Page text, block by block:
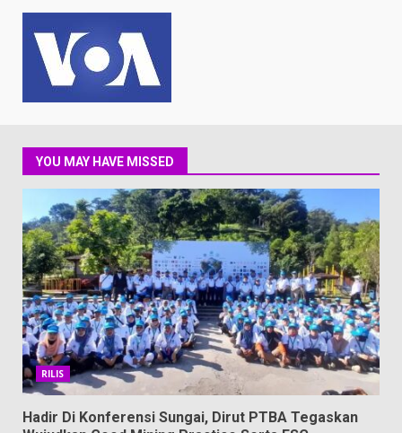
YOU MAY HAVE MISSED
RILIS
Hadir Di Konferensi Sungai, Dirut PTBA Tegaskan